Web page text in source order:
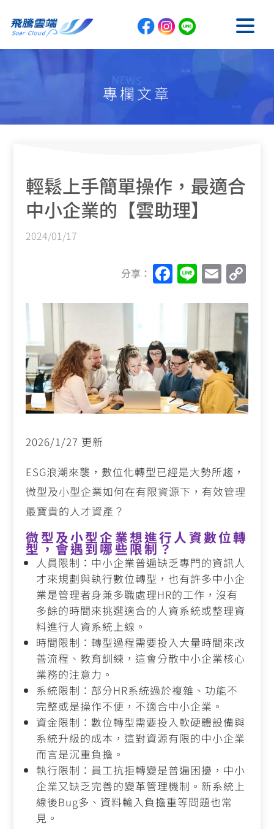
專欄文章
輕鬆上手簡單操作，最適合
中小企業的【雲助理】
2024/01/17
分享： F
a
b
o
o
k
Li
n
e
E
m
ai
C
p
y
Li
n
k
2026/1/27 更新
ESG浪潮來襲，數位化轉型已經是大勢所趨，
微型及小型企業如何在有限資源下，有效管理
最寶貴的人才資產？
微型及小型企業想進行人資數位轉
型，會遇到哪些限制？
人員限制：中小企業普遍缺乏專門的資訊人
才來規劃與執行數位轉型，也有許多中小企
業是管理者身兼多職處理HR的工作，沒有
多餘的時間來挑選適合的人資系統或整理資
料進行人資系統上線。
時間限制：轉型過程需要投入大量時間來改
善流程、教育訓練，這會分散中小企業核心
業務的注意力。
系統限制：部分HR系統過於複雜、功能不
完整或是操作不便，不適合中小企業。
資金限制：數位轉型需要投入軟硬體設備與
系統升級的成本，這對資源有限的中小企業
而言是沉重負擔。
執行限制：員工抗拒轉變是普遍困擾，中小
企業又缺乏完善的變革管理機制。新系統上
線後Bug多、資料輸入負擔重等問題也常
見。